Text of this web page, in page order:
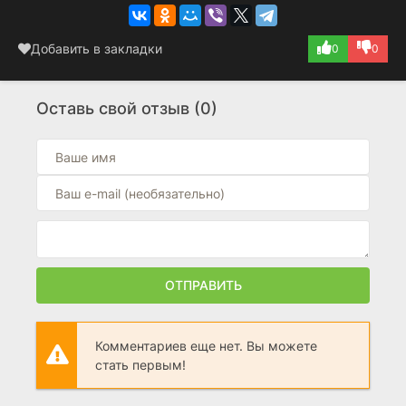
Добавить в закладки 0 0
Оставь свой отзыв (0)
ОТПРАВИТЬ
Комментариев еще нет. Вы можете
стать первым!